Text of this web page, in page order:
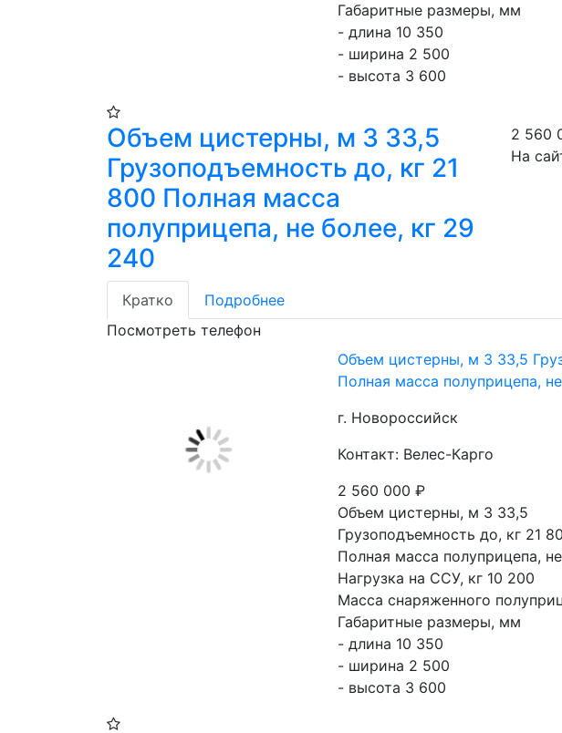
Габаритные размеры, мм
- длина 10 350
- ширина 2 500
- высота 3 600
Объем цистерны, м 3 33,5
Грузоподъемность до, кг 21
800 Полная масса
полуприцепа, не более, кг 29
240
2 560
На
Кратко
Подробнее
Посмотреть телефон
Объем цистерны, м 3 33,5
Полная масса полуприцепа,
г. Новороссийск
Контакт: Велес-Карго
2 560 000₽
Объем цистерны, м 3 33,5
Грузоподъемность до, кг 21
Полная масса полуприцепа,
Нагрузка на ССУ, кг 10 200
Масса снаряженного
Габаритные размеры, мм
- длина 10 350
- ширина 2 500
- высота 3 600